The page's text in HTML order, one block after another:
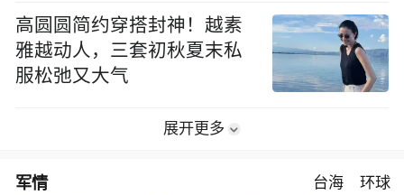
高圆圆简约穿搭封神！越素
雅越动人，三套初秋夏末私
服松弛又大气
展开更多
军情 台海 环球